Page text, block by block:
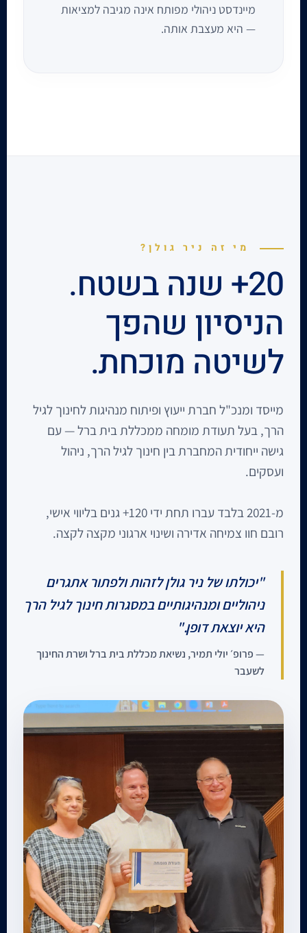
מיינדסט ניהולי מפותח אינה מגיבה למציאות
— היא מעצבת אותה.
מי זה ניר גולן?
20+ שנה בשטח.
הניסיון שהפך
לשיטה מוכחת.
מייסד ומנכ"ל חברת ייעוץ ופיתוח מנהיגות לחינוך לגיל
הרך, בעל תעודת מומחה ממכללת בית ברל — עם
גישה ייחודית המחברת בין חינוך לגיל הרך, ניהול
ועסקים.
מ-2021 בלבד עברו תחת ידי 120+ גנים בליווי אישי,
רובם חוו צמיחה אדירה ושינוי ארגוני מקצה לקצה.
"יכולתו של ניר גולן לזהות ולפתור אתגרים
ניהוליים ומנהיגותיים במסגרות חינוך לגיל הרך
היא יוצאת דופן."
— פרופ׳ יולי תמיר, נשיאת מכללת בית ברל ושרת החינוך
לשעבר